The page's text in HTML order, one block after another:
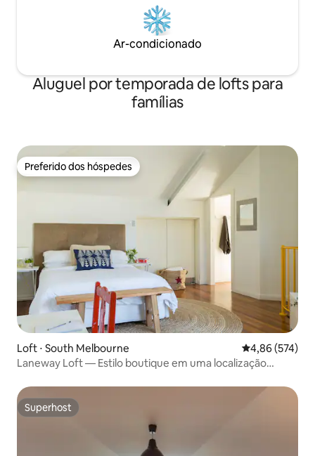
Ar-condicionado
Aluguel por temporada de lofts para
famílias
Preferido dos hóspedes
Preferido dos hóspedes
Loft ⋅ South Melbourne 4,86 de uma
4,86 (574)
Laneway Loft — Estilo boutique em uma localização
Superhost
Superhost